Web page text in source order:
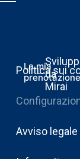
Politica sui
Avviso legale
La mia
prenotazione
da
Mirai